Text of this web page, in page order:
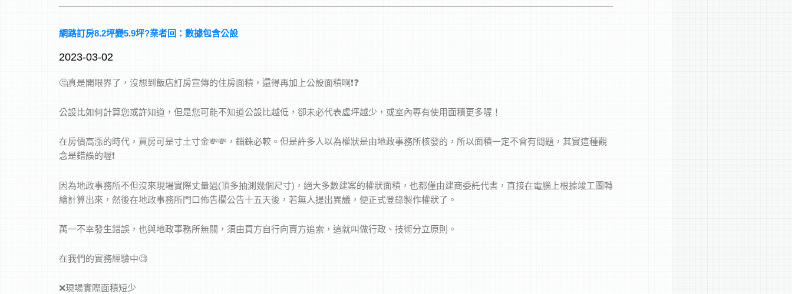
網路訂房8.2坪變5.9坪?業者回：數據包含公設
2023-03-02
🤔真是開眼界了，沒想到飯店訂房宣傳的住房面積，還得再加上公設面積啊❗️❓
公設比如何計算您或許知道，但是您可能不知道公設比越低，卻未必代表虛坪越少，或室內專有使用面積更多喔！
在房價高漲的時代，買房可是寸土寸金💸💸，錙銖必較。但是許多人以為權狀是由地政事務所核發的，所以面積一定不會有問題，其實這種觀
念是錯誤的喔❗️
因為地政事務所不但沒來現場實際丈量過(頂多抽測幾個尺寸)，絕大多數建案的權狀面積，也都僅由建商委託代書，直接在電腦上根據竣工圖轉
繪計算出來，然後在地政事務所門口佈告欄公告十五天後，若無人提出異議，便正式登錄製作權狀了。
萬一不幸發生錯誤，也與地政事務所無關，須由買方自行向賣方追索，這就叫做行政、技術分立原則。
在我們的實務經驗中🧐
❌現場實際面積短少